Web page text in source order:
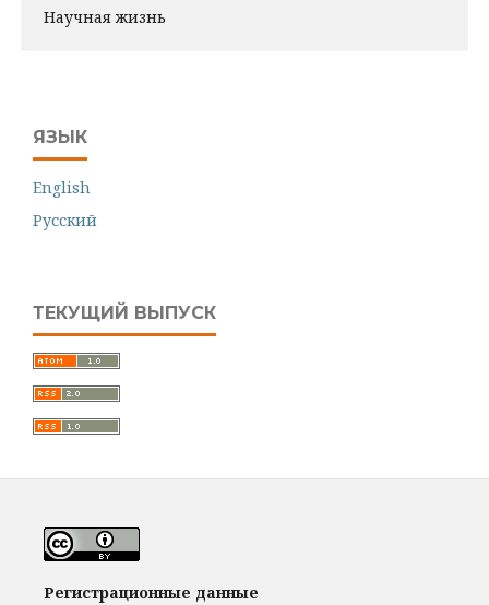
Научная жизнь
ЯЗЫК
English
Русский
ТЕКУЩИЙ ВЫПУСК
Регистрационные данные